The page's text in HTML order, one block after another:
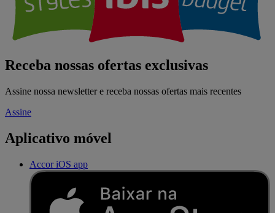
Receba nossas ofertas exclusivas
Assine nossa newsletter e receba nossas ofertas mais recentes
Assine
Aplicativo móvel
Accor iOS app